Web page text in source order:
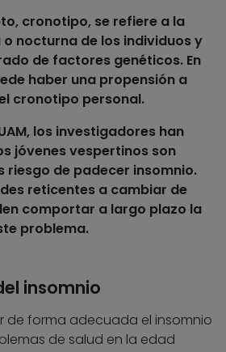
cronotipo, se refiere a la
nocturna de los individuos y
de factores genéticos. En
haber una propensión a
cronotipo personal.
los investigadores han
jóvenes vespertinos son
riesgo de padecer insomnio.
reticentes a cambiar de
comportar a largo plazo la
problema.
insomnio
de forma adecuada el insomnio
de salud en la edad